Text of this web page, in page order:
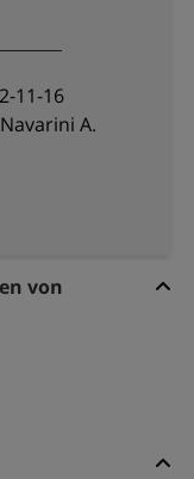
11-16
A.
von